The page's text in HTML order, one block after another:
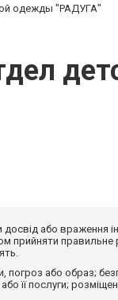
одежды "РАДУГА"
досвід або
прийняти правильне
погроз або образ;
її послуги;